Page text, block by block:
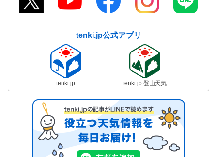
tenki.jp公式アプリ
tenki.jp tenki.jp 登山天気